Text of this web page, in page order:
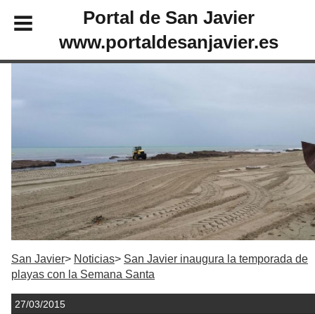
Portal de San Javier
www.portaldesanjavier.es
San Javier Noticias
San Javier inaugura la temporada de
playas con la Semana Santa
27/03/2015